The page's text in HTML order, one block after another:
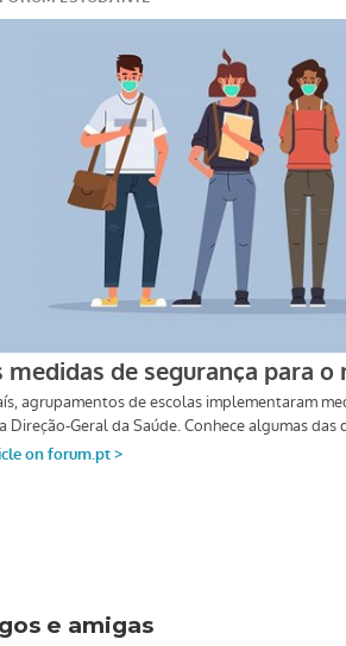
e amigas